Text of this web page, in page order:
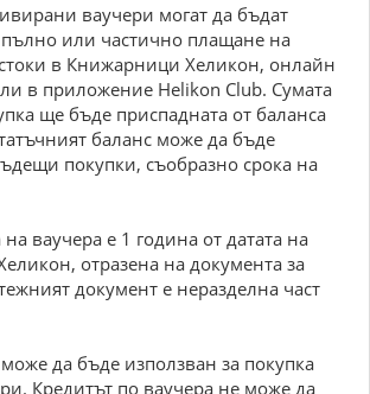
ваучери могат да бъдат
пълно или частично плащане на
в Книжарници Хеликон, онлайн
в приложение Helikon Club. Сумата
ще бъде приспадната от баланса
баланс може да бъде
покупки, съобразно срока на
ваучера е 1 година от датата на
отразена на документа за
документ е неразделна част
да бъде използван за покупка
Кредитът по ваучера не може да